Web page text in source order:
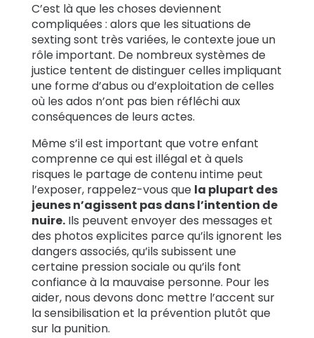
C’est là que les choses deviennent
compliquées : alors que les situations de
sexting sont très variées, le contexte joue un
rôle important. De nombreux systèmes de
justice tentent de distinguer celles impliquant
une forme d’abus ou d’exploitation de celles
où les ados n’ont pas bien réfléchi aux
conséquences de leurs actes.
Même s’il est important que votre enfant
comprenne ce qui est illégal et à quels
risques le partage de contenu intime peut
l’exposer, rappelez-vous que la plupart des
jeunes n’agissent pas dans l’intention de
nuire.Ils peuvent envoyer des messages et
des photos explicites parce qu’ils ignorent les
dangers associés, qu’ils subissent une
certaine pression sociale ou qu’ils font
confiance à la mauvaise personne. Pour les
aider, nous devons donc mettre l’accent sur
la sensibilisation et la prévention plutôt que
sur la punition.